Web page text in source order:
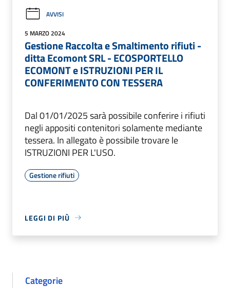
AVVISI
5 MARZO 2024
Gestione Raccolta e Smaltimento rifiuti -
ditta Ecomont SRL - ECOSPORTELLO
ECOMONT e ISTRUZIONI PER IL
CONFERIMENTO CON TESSERA
Dal 01/01/2025 sarà possibile conferire i rifiuti
negli appositi contenitori solamente mediante
tessera. In allegato è possibile trovare le
ISTRUZIONI PER L'USO.
Gestione rifiuti
LEGGI DI PIÙ
Categorie